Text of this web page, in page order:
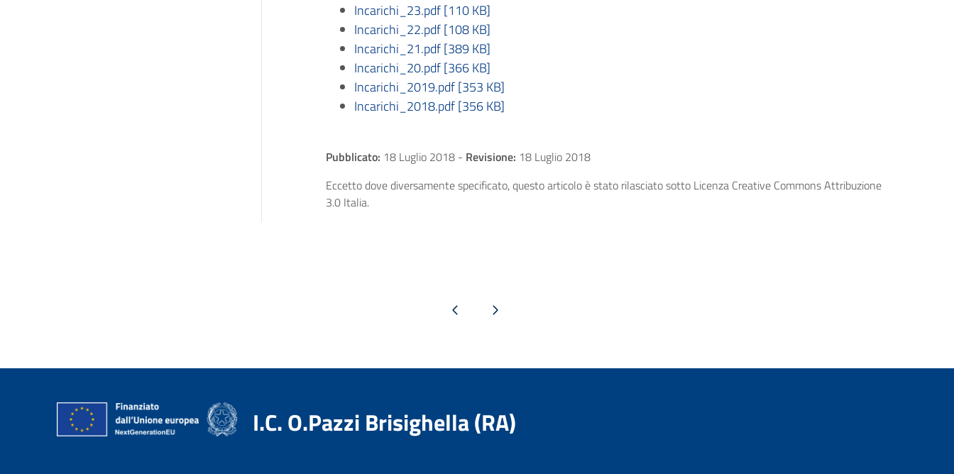
Incarichi_23.pdf [110 KB]
Incarichi_22.pdf [108 KB]
Incarichi_21.pdf [389 KB]
Incarichi_20.pdf [366 KB]
Incarichi_2019.pdf [353 KB]
Incarichi_2018.pdf [356 KB]
Pubblicato: 18 Luglio 2018 - Revisione: 18 Luglio 2018
Eccetto dove diversamente specificato, questo articolo è stato rilasciato sotto Licenza Creative Commons Attribuzione
3.0 Italia.
Pagina precedentePagina successiva
I.C. O.Pazzi Brisighella (RA)